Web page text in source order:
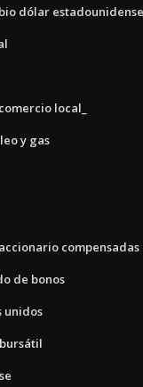
dólar
local_
y gas
de bonos
unidos